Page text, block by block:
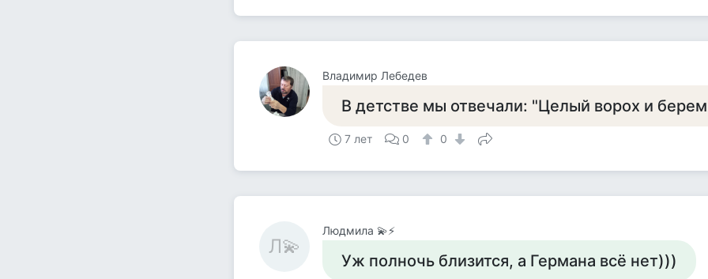
Владимир Лебедев
В детстве мы отвечали: "Целый ворох и
7 лет 0 0
Л💫
Людмила 💫⚡
Уж полночь близится, а Германа всё нет)))